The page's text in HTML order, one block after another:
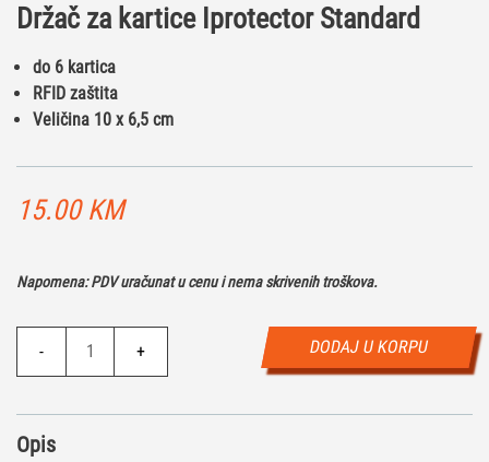
Držač za kartice Iprotector Standard
do 6 kartica
RFID zaštita
Veličina 10 x 6,5 cm
15.00 KM
Napomena: PDV uračunat u cenu i nema skrivenih troškova.
-
Iprotector
Standard
+ DODAJ U KORPU
Opis